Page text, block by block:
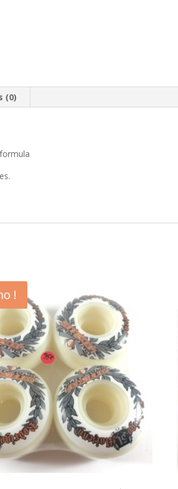
(0)
!